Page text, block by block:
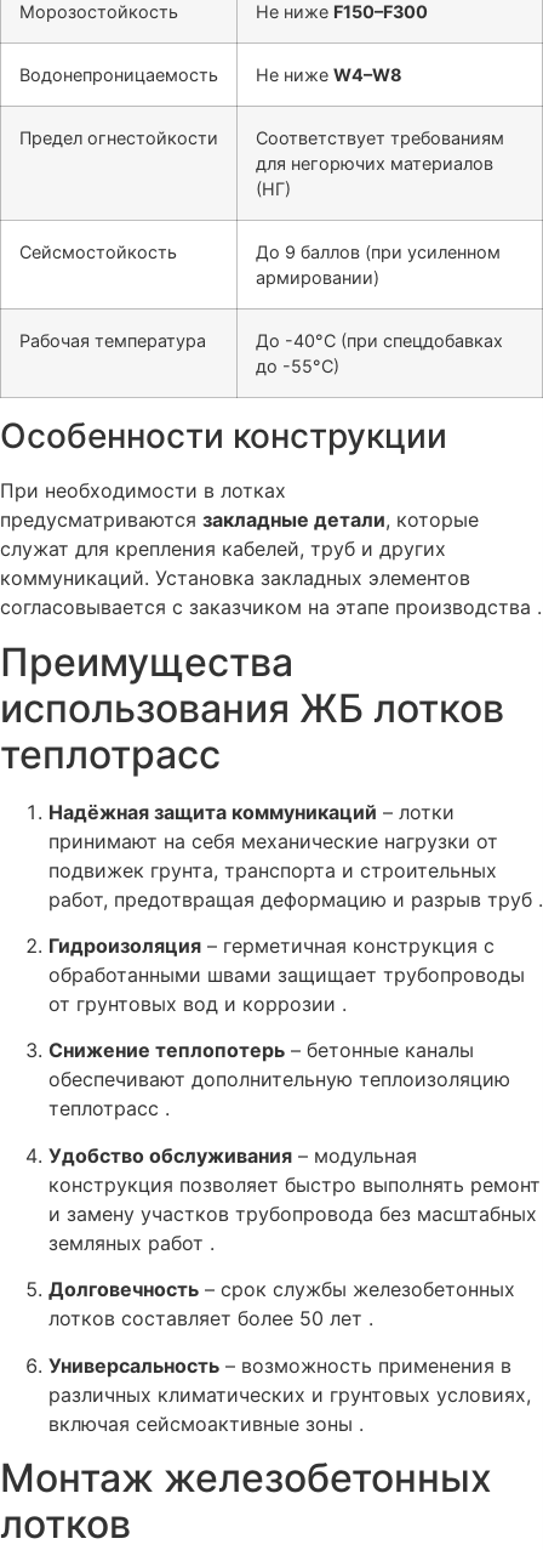
Морозостойкость Не ниже F150–F300
Водонепроницаемость Не ниже W4–W8
Предел огнестойкости
Соответствует требованиям
для негорючих материалов
(НГ)
Сейсмостойкость
До 9 баллов (при усиленном
армировании)
Рабочая температура
До -40°C (при спецдобавках
до -55°C)
Особенности конструкции
При необходимости в лотках
предусматриваются закладные детали, которые
служат для крепления кабелей, труб и других
коммуникаций. Установка закладных элементов
согласовывается с заказчиком на этапе производства .
Преимущества
использования ЖБ лотков
теплотрасс
Надёжная защита коммуникаций – лотки
принимают на себя механические нагрузки от
подвижек грунта, транспорта и строительных
работ, предотвращая деформацию и разрыв труб .
Гидроизоляция – герметичная конструкция с
обработанными швами защищает трубопроводы
от грунтовых вод и коррозии .
Снижение теплопотерь – бетонные каналы
обеспечивают дополнительную теплоизоляцию
теплотрасс .
Удобство обслуживания – модульная
конструкция позволяет быстро выполнять ремонт
и замену участков трубопровода без масштабных
земляных работ .
Долговечность – срок службы железобетонных
лотков составляет более 50 лет .
Универсальность – возможность применения в
различных климатических и грунтовых условиях,
включая сейсмоактивные зоны .
Монтаж железобетонных
лотков